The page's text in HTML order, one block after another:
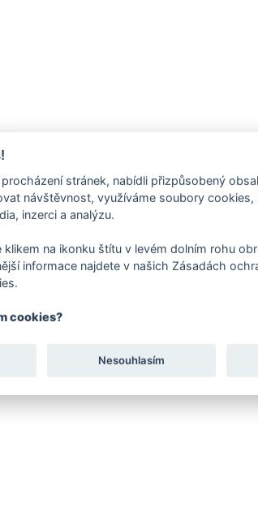
stránek, nabídli přizpůsobený
návštěvnost, využíváme soubory
inzerci a analýzu.
klikem na ikonku štítu v levém dolním rohu
informace najdete v našich Zásadách
cookies?
Nesouhlasím